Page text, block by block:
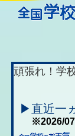
頑張れ！学
▶直近一
※2026/